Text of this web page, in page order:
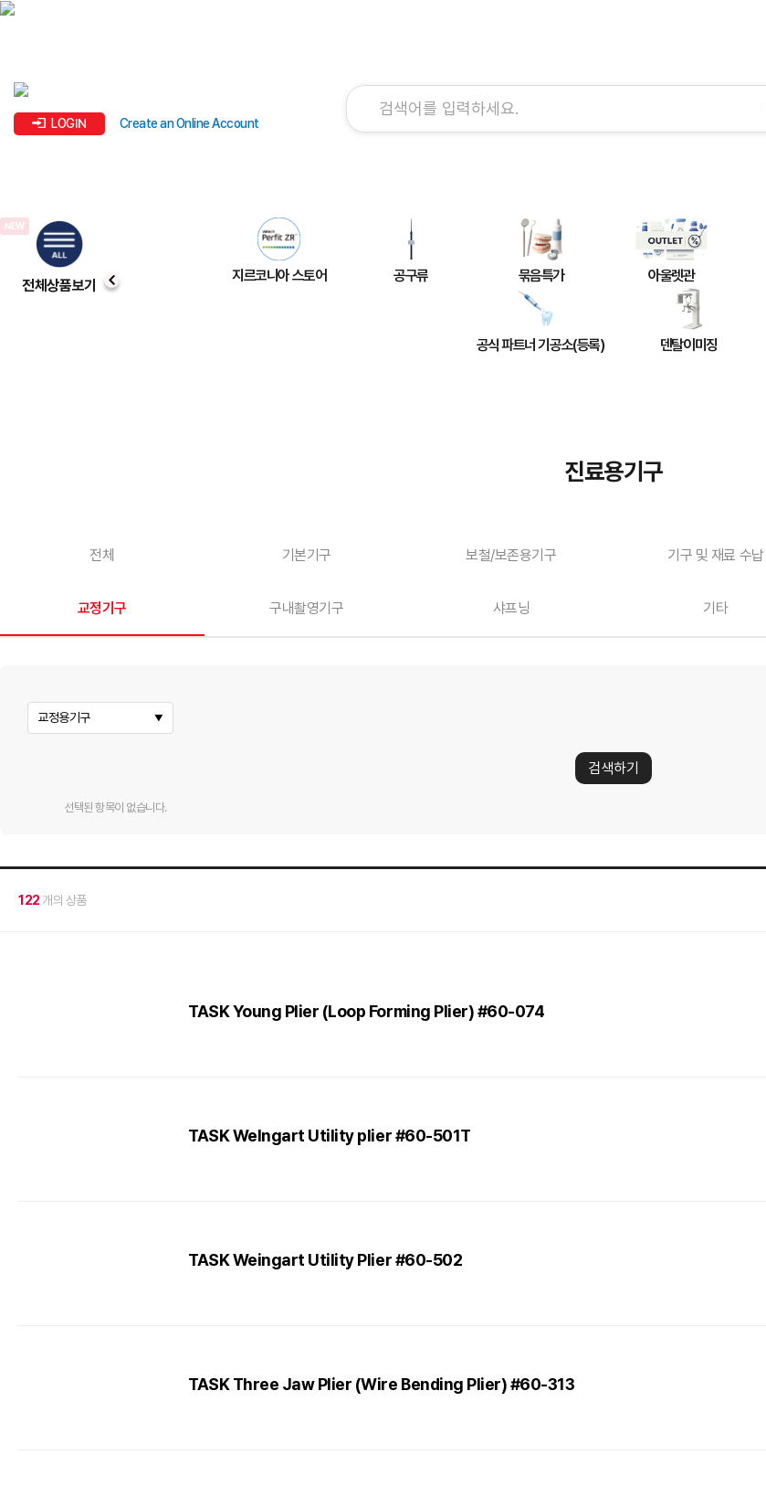
LOGIN Create an Online Account
전체상품보기
지르코니아 스토어 공구류 묶음특가 아울렛관
공식 파트너 기공소(등록) 덴탈이미징
진료용기구
전체 기본기구 보철/보존용기구 기구 및 재료 수납
교정기구 구내촬영기구 샤프닝 기타
교정용기구
검색하기
선택된 항목이 없습니다.
122 개의 상품
TASK Young Plier (Loop Forming Plier) #60-074
TASK Welngart Utility plier #60-501T
TASK Weingart Utility Plier #60-502
TASK Three Jaw Plier (Wire Bending Plier) #60-313